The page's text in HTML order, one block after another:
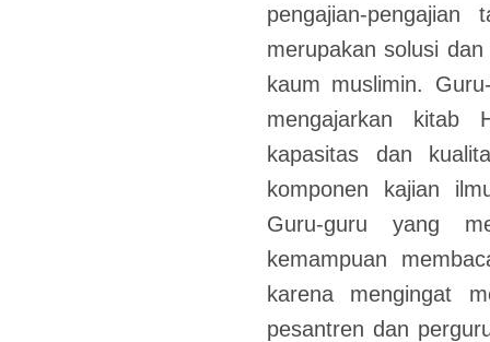
pengajian-
merupakan solusi
kaum muslimin.
mengajarkan kitab
kapasitas dan
komponen kajian
Guru-guru yang
kemampuan
karena mengingat
pesantren dan